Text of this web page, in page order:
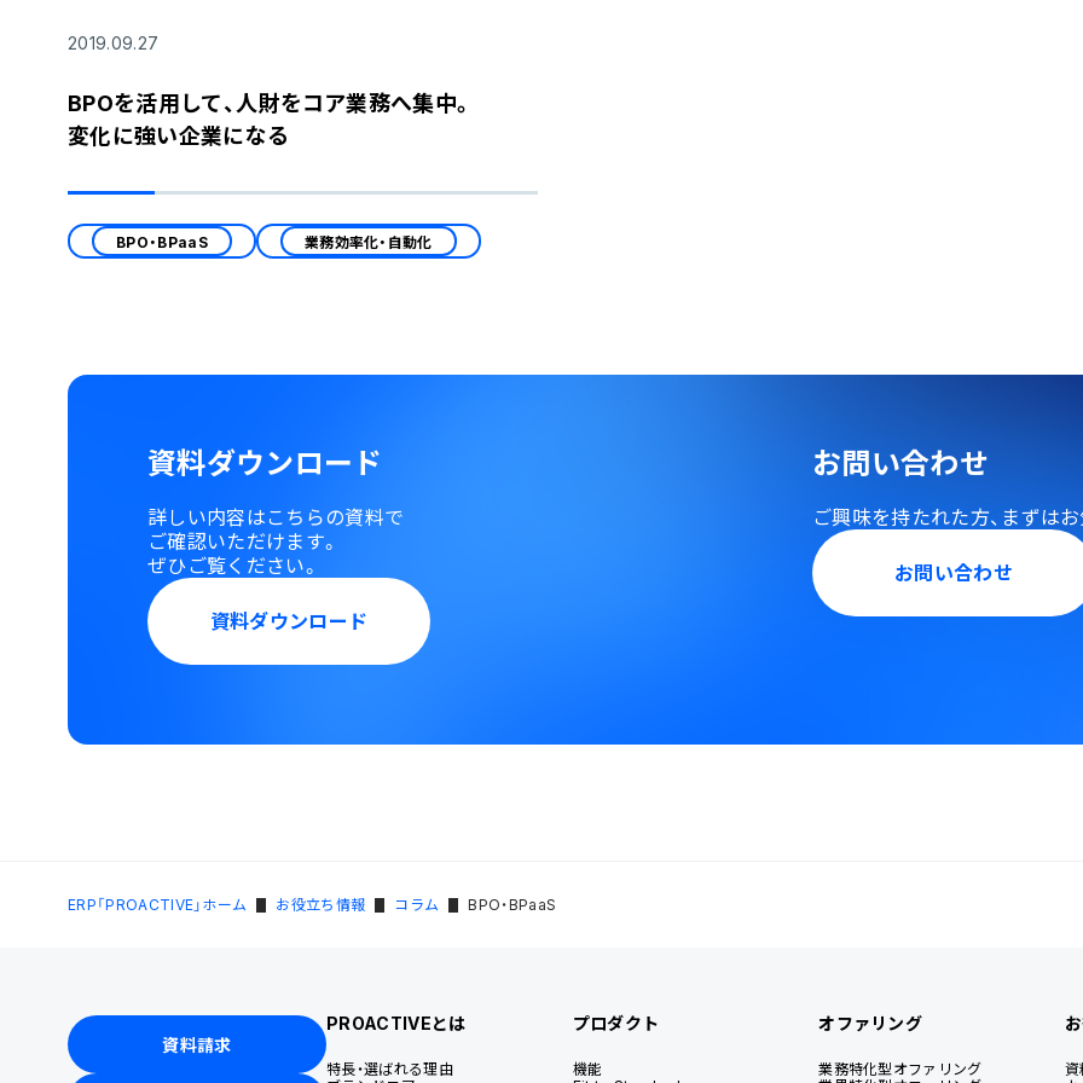
2019.09.27
BPOを活用して、人財をコア業務へ集中。
変化に強い企業になる
BPO・BPaaS 業務効率化・自動化
資料ダウンロード
詳しい内容はこちらの資料で
ご確認いただけます。
ぜひご覧ください。
資料ダウンロード
お問い合わせ
ご興味を持たれた方、 まずは
お問い合わせ
ERP「PROACTIVE」ホーム お役立ち情報 コラム BPO・BPaaS
資料請求
PROACTIVEとは
特長・選ばれる理由
プロダクト
機能
オファリング
業務特化型オファリング
資